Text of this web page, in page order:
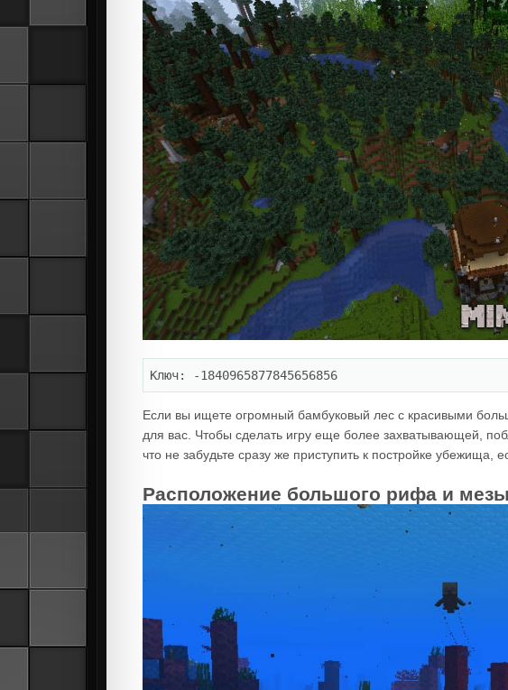
Ключ: -1840965877845656856
Если вы ищете огромный бамбуковый лес с красивыми
для вас. Чтобы сделать игру еще более захватывающей,
что не забудьте сразу же приступить к постройке убежища,
Расположение большого рифа и